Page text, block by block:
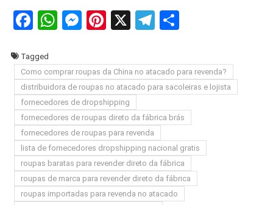
Facebook
WhatsApp
Messenger
Pinterest
X Telegram
Share
Tagged
Como comprar roupas da China no atacado para revenda?
distribuidora de roupas no atacado para sacoleiras e lojista
fornecedores de dropshipping
fornecedores de roupas direto da fábrica brás
fornecedores de roupas para revenda
lista de fornecedores dropshipping nacional gratis
roupas baratas para revender direto da fábrica
roupas de marca para revender direto da fábrica
roupas importadas para revenda no atacado